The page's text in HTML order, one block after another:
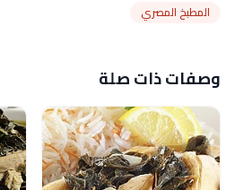
المطبخ المصري
وصفات ذات صلة